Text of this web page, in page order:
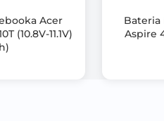
Acer
(10.8V-11.1V)
Bateria
Aspire